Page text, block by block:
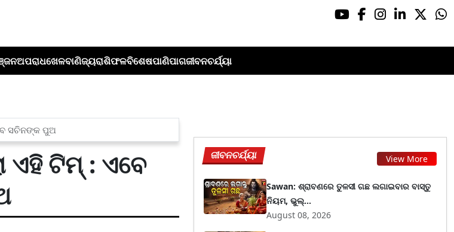
ଅପରାଧଖେଳବାଣିଜ୍ୟରାଶିଫଳବିଶେଷପାଣିପାଗଜୀବନଚର୍ଯ୍ୟା
ସଚିନଙ୍କ ପୁଅ
ଏହି ଟିମ୍ : ଏବେ
ଜୀବନଚର୍ଯ୍ୟା View More
Sawan: ଶ୍ରାବଣରେ ତୁଳସୀ ଗଛ ଲଗାଇବାର ବାସ୍ତୁ
ନିୟମ, ଭୁଲ୍...
August 08, 2026